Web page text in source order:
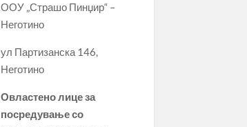
ООУ „Страшо Пинџир“ –
Неготино
ул Партизанска 146,
Неготино
Овластено лице за
посредување со